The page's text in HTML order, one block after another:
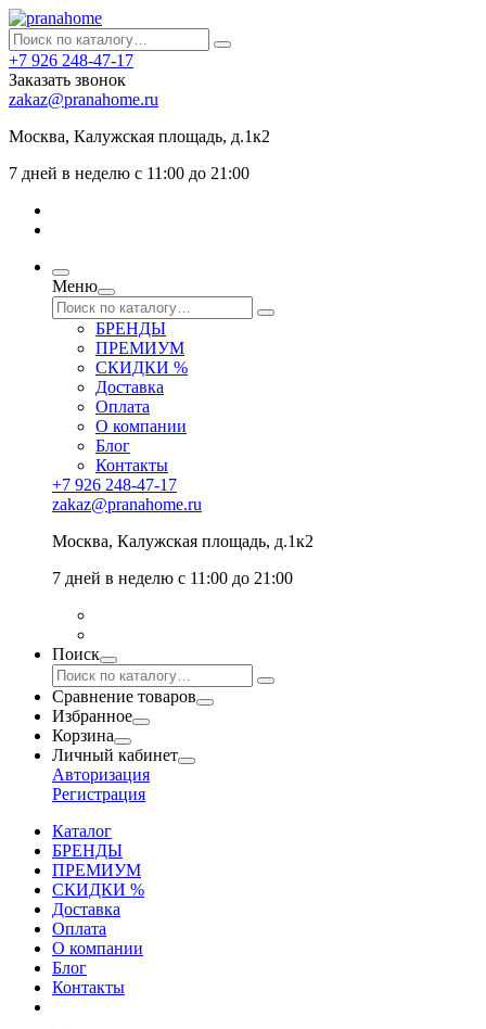
+7 926 248-47-17
Заказать звонок
zakaz@pranahome.ru
Москва, Калужская площадь, д.1к2
7 дней в неделю с 11:00 до 21:00
Меню
БРЕНДЫ
ПРЕМИУМ
СКИДКИ %
Доставка
Оплата
О компании
Блог
Контакты
+7 926 248-47-17
zakaz@pranahome.ru
Москва, Калужская площадь, д.1к2
7 дней в неделю с 11:00 до 21:00
Поиск
Сравнение товаров
Избранное
Корзина
Личный кабинет
Авторизация
Регистрация
Каталог
БРЕНДЫ
ПРЕМИУМ
СКИДКИ %
Доставка
Оплата
О компании
Блог
Контакты